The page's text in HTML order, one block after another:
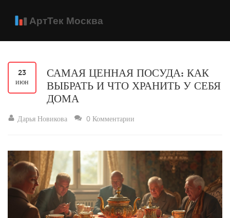
23
июн
САМАЯ ЦЕННАЯ ПОСУДА: КАК
ВЫБРАТЬ И ЧТО ХРАНИТЬ У СЕБЯ
ДОМА
Дарья Новикова 0 Комментарии